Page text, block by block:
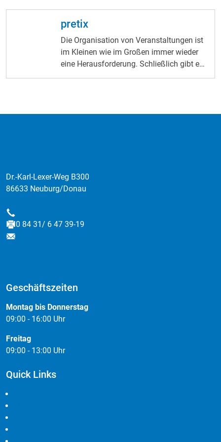
pretix
Die Organisation von Veranstaltungen ist
im Kleinen wie im Großen immer wieder
eine Herausforderung. Schließlich gibt es
sehr viel zu bedenken, zu beachten und zu
Das gilt nicht nur für kostenpflichtige
Veranstaltungen – auch kostenlose
abfragen, die Sie brauchen Denn wenn die
wichtig sind. Das beginnt bei der Kontrolle
stärkeren Verpflichtung der Besteller zur
Teilnahme und endet ganz praktisch
Kontaktdaten der angemeldeten
Dr.-Karl-Lexer-Weg B300
86633 Neuburg/Donau
Telefon
Fax
0 84 31/ 6 47 39-19
E-Mail
Geschäftszeiten
Montag bis Donnerstag
09:00 - 16:00 Uhr
Freitag
09:00 - 13:00 Uhr
Quick Links